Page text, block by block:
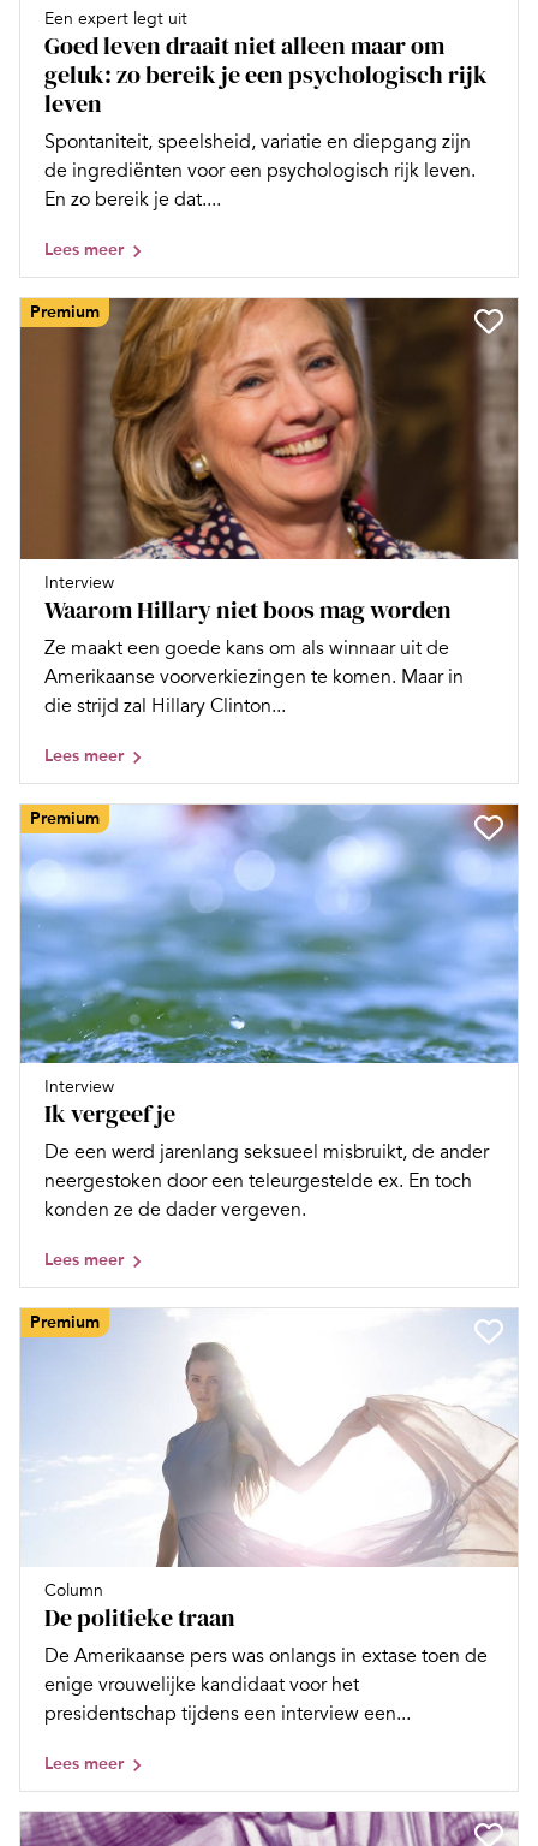
Een expert legt uit
Goed leven draait niet alleen maar om
geluk: zo bereik je een psychologisch rijk
leven
Spontaniteit, speelsheid, variatie en diepgang zijn
de ingrediënten voor een psychologisch rijk leven.
En zo bereik je dat....
Lees meer
Premium
Interview
Waarom Hillary niet boos mag worden
Ze maakt een goede kans om als winnaar uit de
Amerikaanse voorverkiezingen te komen. Maar in
die strijd zal Hillary Clinton...
Lees meer
Premium
Interview
Ik vergeef je
De een werd jarenlang seksueel misbruikt, de ander
neergestoken door een teleurgestelde ex. En toch
konden ze de dader vergeven.
Lees meer
Premium
Column
De politieke traan
De Amerikaanse pers was onlangs in extase toen de
enige vrouwelijke kandidaat voor het
presidentschap tijdens een interview een...
Lees meer